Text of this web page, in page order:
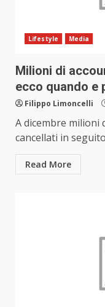
Lifestyle Media
Milioni di
ecco quando e
Filippo Limoncelli
A dicembre milioni
cancellati in
Read More